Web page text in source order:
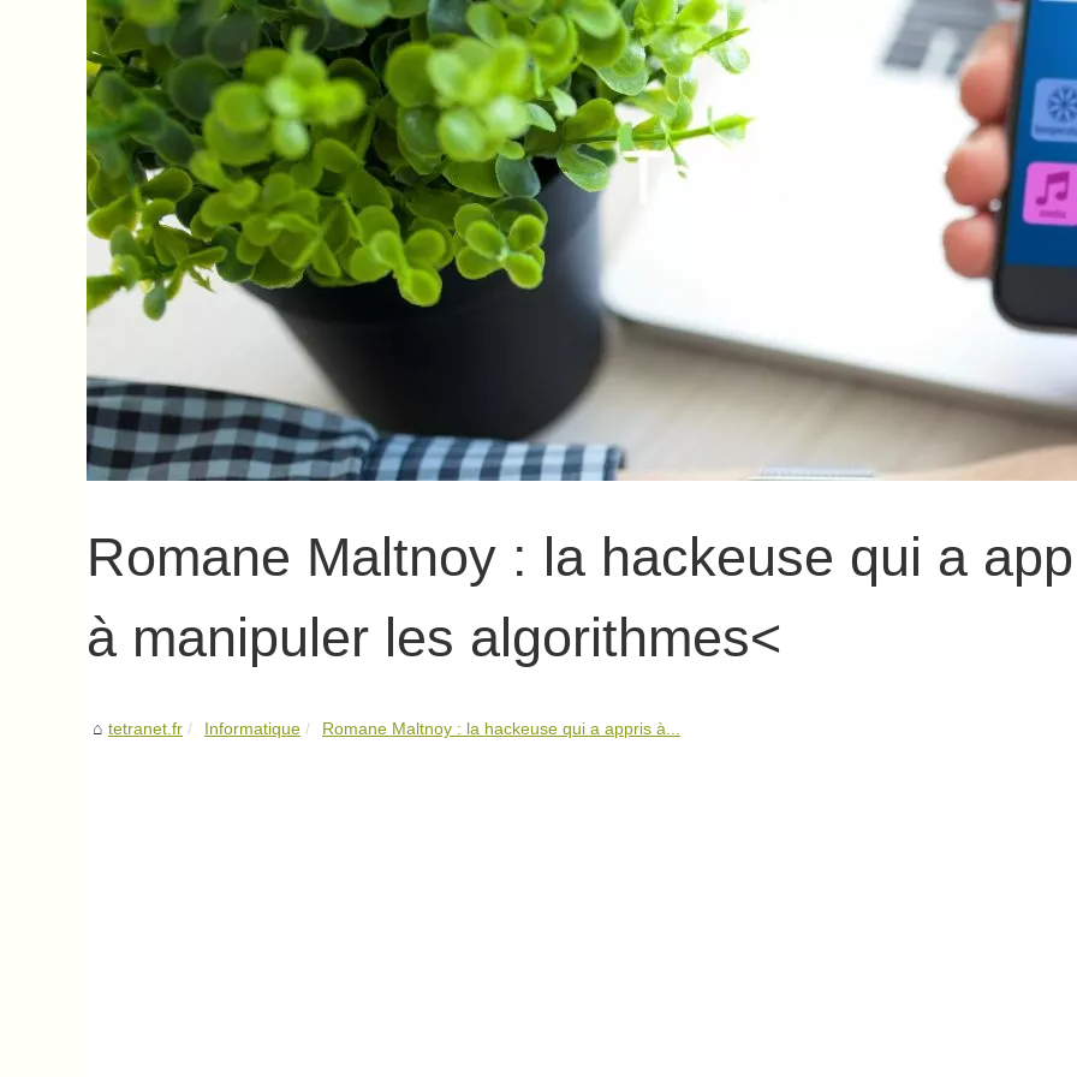
Romane Maltnoy : la hackeuse qui a
à manipuler les algorithmes<
tetranet.fr Informatique Romane Maltnoy : la hackeuse qui a appris à...